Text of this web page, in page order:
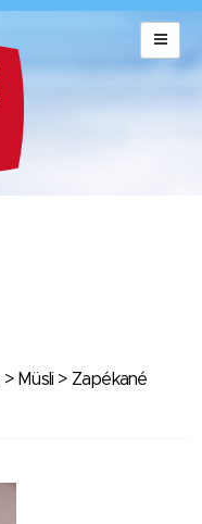
> Müsli > Zapékané